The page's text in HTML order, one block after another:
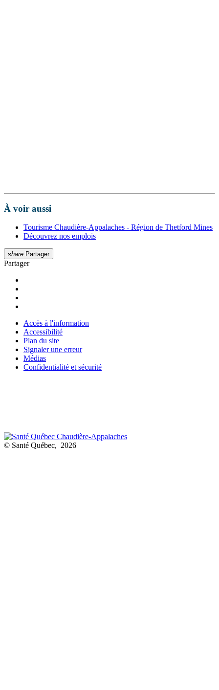
À voir aussi
Tourisme Chaudière-Appalaches - Région de Thetford Mines
Découvrez nos emplois
share Partager
Partager
Accès à l'information
Accessibilité
Plan du site
Signaler une erreur
Médias
Confidentialité et sécurité
© Santé Québec, 2026